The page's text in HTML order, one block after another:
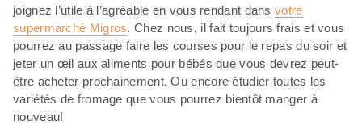
joignez l’utile à l’agréable en vous rendant dans votre
supermarché Migros. Chez nous, il fait toujours frais et vous
pourrez au passage faire les courses pour le repas du soir et
jeter un œil aux aliments pour bébés que vous devrez peut-
être acheter prochainement. Ou encore étudier toutes les
variétés de fromage que vous pourrez bientôt manger à
nouveau!